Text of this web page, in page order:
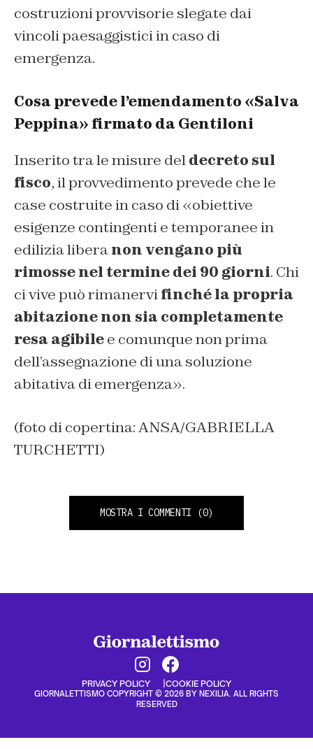
costruzioni provvisorie slegate dai
vincoli paesaggistici in caso di
emergenza.
Cosa prevede l’emendamento «Salva
Peppina» firmato da Gentiloni
Inserito tra le misure deldecreto sul
fisco, il provvedimento prevede che le
case costruite in caso di «obiettive
esigenze contingenti e temporanee in
edilizia liberanon vengano più
rimosse nel termine dei 90 giorni. Chi
ci vive può rimanervifinché la propria
abitazione non sia completamente
resa agibilee comunque non prima
dell’assegnazione di una soluzione
abitativa di emergenza».
(foto di copertina: ANSA/GABRIELLA
TURCHETTI)
MOSTRA I COMMENTI (0)
PRIVACY POLICY COOKIE POLICY
GIORNALETTISMO COPYRIGHT © 2026 BY NEXILIA. ALL RIGHTS
RESERVED